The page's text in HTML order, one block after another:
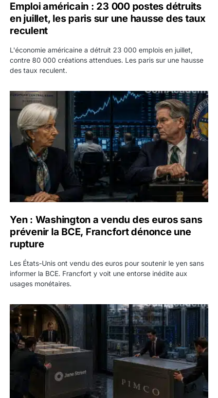
Emploi américain : 23 000 postes détruits
en juillet, les paris sur une hausse des taux
reculent
L'économie américaine a détruit 23 000 emplois en juillet,
contre 80 000 créations attendues. Les paris sur une hausse
des taux reculent.
Yen : Washington a vendu des euros sans prévenir la
Yen : Washington a vendu des euros sans
prévenir la BCE, Francfort dénonce une
rupture
Les États-Unis ont vendu des euros pour soutenir le yen sans
informer la BCE. Francfort y voit une entorse inédite aux
usages monétaires.
Jane Street négocie le transfert de 11 milliards de